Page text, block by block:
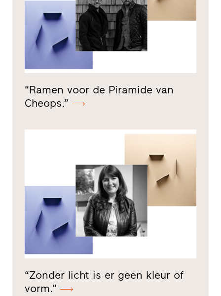
“Ramen voor de Piramide van
Cheops.”
“Zonder licht is er geen kleur of
vorm.”